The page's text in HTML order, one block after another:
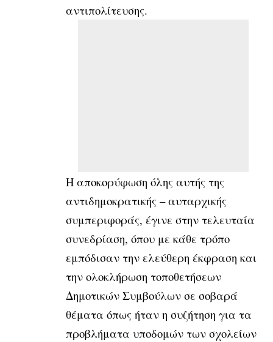
αντιπολίτευσης.
Η αποκορύφωση όλης αυτής της
αντιδημοκρατικής – αυταρχικής
συμπεριφοράς, έγινε στην τελευταία
συνεδρίαση, όπου με κάθε τρόπο
εμπόδισαν την ελεύθερη έκφραση και
την ολοκλήρωση τοποθετήσεων
Δημοτικών Συμβούλων σε σοβαρά
θέματα όπως ήταν η συζήτηση για τα
προβλήματα υποδομών των σχολείων